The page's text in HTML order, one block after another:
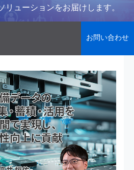
リューションをお届けします。
お問い合わせ